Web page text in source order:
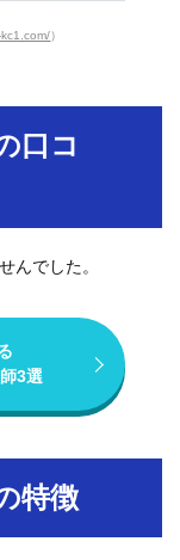
）
口コ
んでした。
3選
特徴